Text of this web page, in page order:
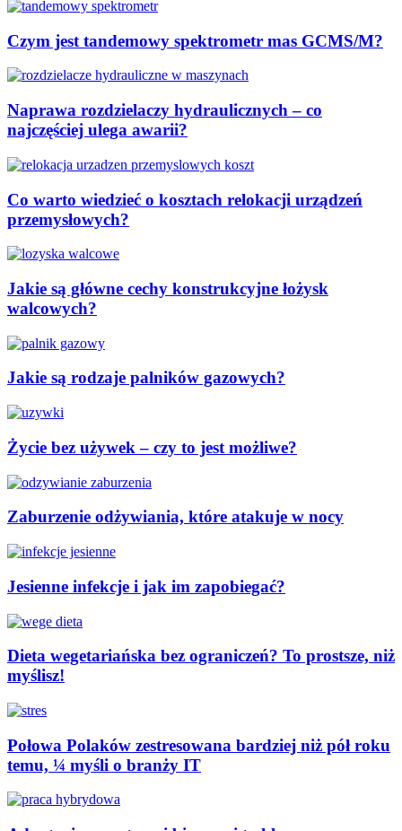
Czym jest tandemowy spektrometr mas GCMS/M?
Naprawa rozdzielaczy hydraulicznych – co
najczęściej ulega awarii?
Co warto wiedzieć o kosztach relokacji urządzeń
przemysłowych?
Jakie są główne cechy konstrukcyjne łożysk
walcowych?
Jakie są rodzaje palników gazowych?
Życie bez używek – czy to jest możliwe?
Zaburzenie odżywiania, które atakuje w nocy
Jesienne infekcje i jak im zapobiegać?
Dieta wegetariańska bez ograniczeń? To prostsze, niż
myślisz!
Połowa Polaków zestresowana bardziej niż pół roku
temu, ¼ myśli o branży IT